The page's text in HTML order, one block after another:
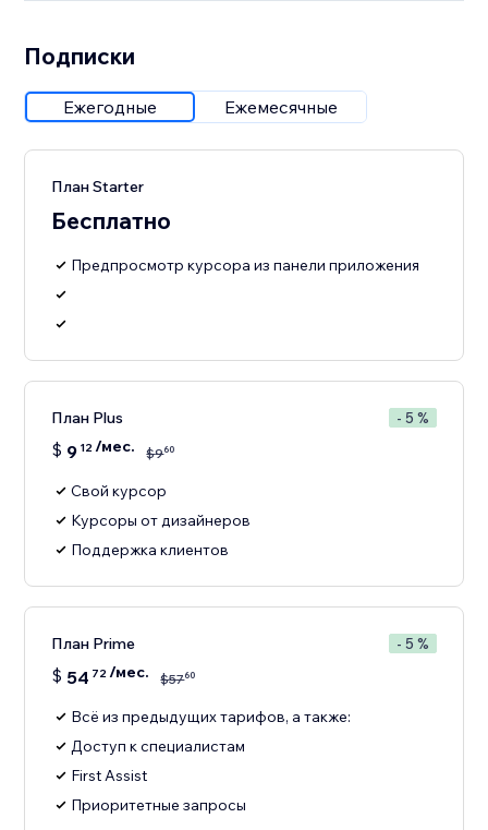
Подписки
Ежегодные Ежемесячные
План Starter
Бесплатно
Предпросмотр курсора из панели приложения
План Plus - 5 %
$ 9 12/мес. $960
Свой курсор
Курсоры от дизайнеров
Поддержка клиентов
План Prime - 5 %
$ 54 72/мес. $5760
Всё из предыдущих тарифов, а также:
Доступ к специалистам
First Assist
Приоритетные запросы